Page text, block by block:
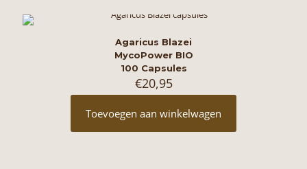
Agaricus Blazei
MycoPower BIO
100 Capsules
€20,95
Toevoegen aan winkelwagen